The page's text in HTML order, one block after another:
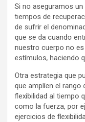
Si no aseguramos
tiempos de
de sufrir el
que se da cuando
nuestro cuerpo no
estímulos, haciendo
Otra estrategia que
que amplíen el rango
flexibilidad al tiempo
como la fuerza, por
ejercicios de